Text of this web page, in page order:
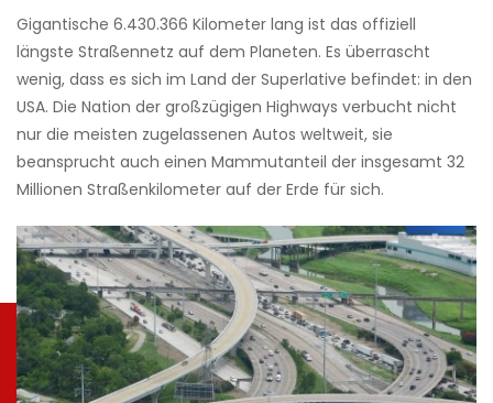
Gigantische 6.430.366 Kilometer lang ist das offiziell
längste Straßennetz auf dem Planeten. Es überrascht
wenig, dass es sich im Land der Superlative befindet: in den
USA. Die Nation der großzügigen Highways verbucht nicht
nur die meisten zugelassenen Autos weltweit, sie
beansprucht auch einen Mammutanteil der insgesamt 32
Millionen Straßenkilometer auf der Erde für sich.